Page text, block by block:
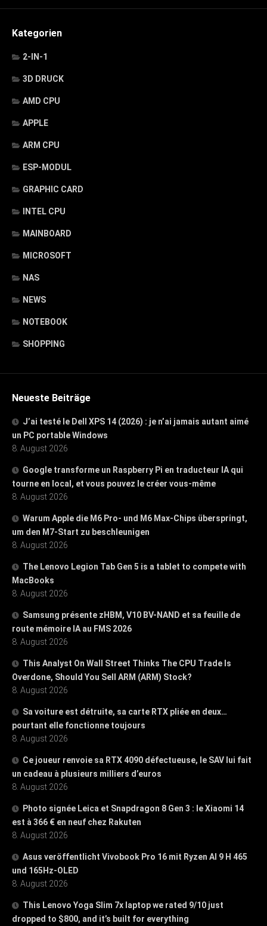
Kategorien
2-IN-1
3D DRUCK
AMD CPU
APPLE
ARM CPU
ESP-MODUL
GRAPHIC CARD
INTEL CPU
MAINBOARD
MICROSOFT
NAS
NEWS
NOTEBOOK
SHOPPING
Neueste Beiträge
J’ai testé le Dell XPS 14 (2026) : je n’ai jamais autant aimé
un PC portable Windows
8. August 2026
Google transforme un Raspberry Pi en traducteur IA qui
tourne en local, et vous pouvez le créer vous-même
8. August 2026
Warum Apple die M6 Pro- und M6 Max-Chips überspringt,
um den M7-Start zu beschleunigen
8. August 2026
The Lenovo Legion Tab Gen 5 is a tablet to compete with
MacBooks
8. August 2026
Samsung présente zHBM, V10 BV-NAND et sa feuille de
route mémoire IA au FMS 2026
8. August 2026
This Analyst On Wall Street Thinks The CPU Trade Is
Overdone, Should You Sell ARM (ARM) Stock?
8. August 2026
Sa voiture est détruite, sa carte RTX pliée en deux…
pourtant elle fonctionne toujours
8. August 2026
Ce joueur renvoie sa RTX 4090 défectueuse, le SAV lui fait
un cadeau à plusieurs milliers d’euros
8. August 2026
Photo signée Leica et Snapdragon 8 Gen 3 : le Xiaomi 14
est à 366 € en neuf chez Rakuten
8. August 2026
Asus veröffentlicht Vivobook Pro 16 mit Ryzen AI 9 H 465
und 165Hz-OLED
8. August 2026
This Lenovo Yoga Slim 7x laptop we rated 9/10 just
dropped to $800, and it’s built for everything